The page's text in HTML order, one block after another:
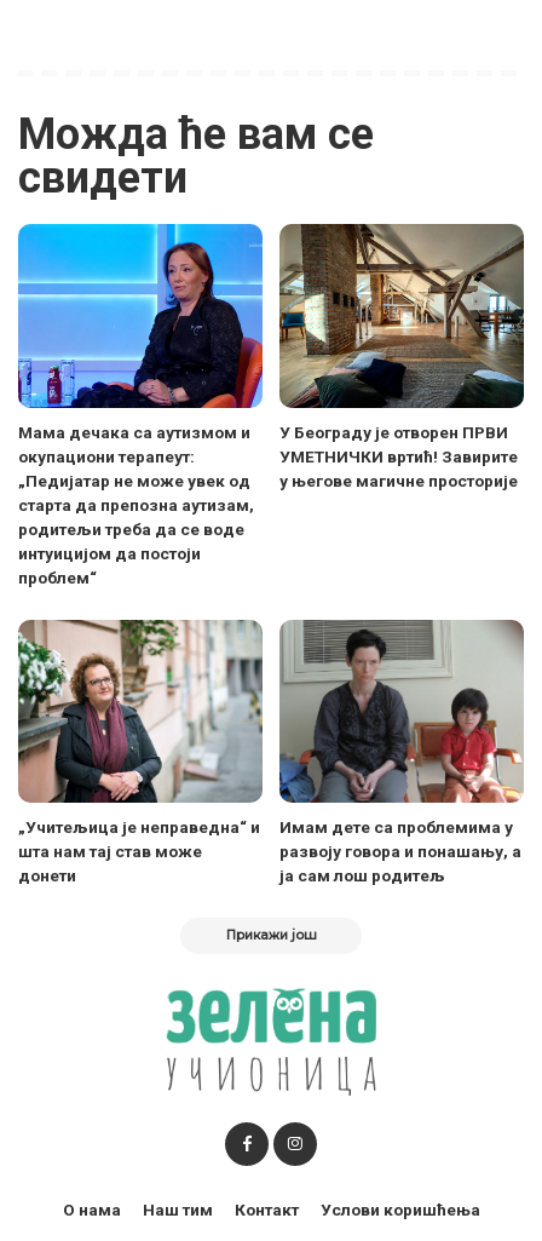
Можда ће вам се
свидети
Мама дечака са аутизмом и
окупациони терапеут:
„Педијатар не може увек од
старта да препозна аутизам,
родитељи треба да се воде
интуицијом да постоји
проблем“
У Београду је отворен ПРВИ
УМЕТНИЧКИ вртић! Завирите
у његове магичне просторије
„Учитељица је неправедна“ и
шта нам тај став може
донети
Имам дете са проблемима у
развоју говора и понашању, а
ја сам лош родитељ
Прикажи још
О нама Наш тим Контакт Услови коришћења